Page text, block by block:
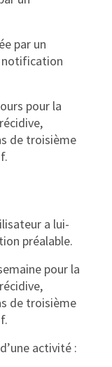
par un
notification
pour la
de troisième
a lui-
préalable.
pour la
de troisième
activité :